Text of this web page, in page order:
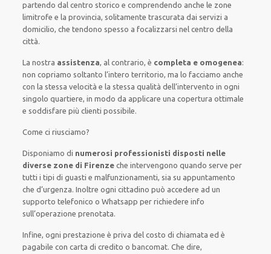
partendo dal centro storico e comprendendo anche le zone
limitrofe e la provincia, solitamente trascurata dai servizi a
domicilio, che tendono spesso a focalizzarsi nel centro della
città.
La nostra assistenza, al contrario, è completa e omogenea:
non copriamo soltanto l’intero territorio, ma lo facciamo anche
con la stessa velocità e la stessa qualità dell’intervento in ogni
singolo quartiere, in modo da applicare una copertura ottimale
e soddisfare più clienti possibile.
Come ci riusciamo?
Disponiamo di numerosi professionisti disposti nelle
diverse zone di Firenze che intervengono quando serve per
tutti i tipi di guasti e malfunzionamenti, sia su appuntamento
che d’urgenza.Inoltre ogni cittadino può accedere ad un
supporto telefonico o Whatsapp per richiedere info
sull’operazione prenotata.
Infine, ogni prestazione è priva del costo di chiamata ed è
pagabile con carta di credito o bancomat.Che dire,